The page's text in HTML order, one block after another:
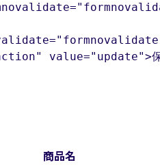
value="update">
商品名